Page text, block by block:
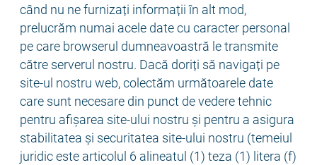
când nu ne furnizați informații în alt mod,
prelucrăm numai acele date cu caracter personal
pe care browserul dumneavoastră le transmite
către serverul nostru. Dacă doriți să navigați pe
site-ul nostru web, colectăm următoarele date
care sunt necesare din punct de vedere tehnic
pentru afișarea site-ului nostru și pentru a asigura
stabilitatea și securitatea site-ului nostru (temeiul
juridic este articolul 6 alineatul (1) teza (1) litera (f)